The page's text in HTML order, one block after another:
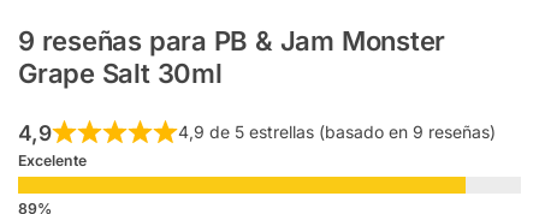
9 reseñas para PB & Jam Monster
Grape Salt 30ml
4,9 4,9 de 5 estrellas (basado en 9 reseñas)
Excelente